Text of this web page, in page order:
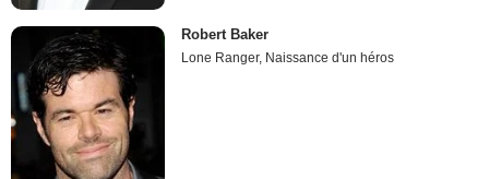
Robert Baker
Lone Ranger, Naissance d'un héros